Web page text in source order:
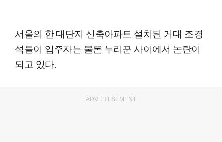
서울의 한 대단지 신축아파트 설치된 거대 조경
석들이 입주자는 물론 누리꾼 사이에서 논란이
되고 있다.
ADVERTISEMENT